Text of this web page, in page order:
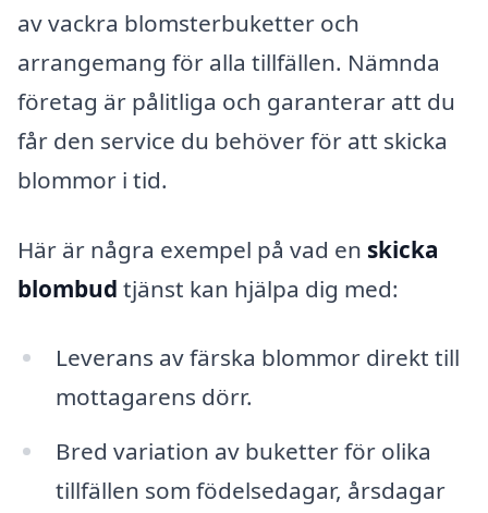
av vackra blomsterbuketter och
arrangemang för alla tillfällen. Nämnda
företag är pålitliga och garanterar att du
får den service du behöver för att skicka
blommor i tid.
Här är några exempel på vad en skicka
blombud tjänst kan hjälpa dig med:
Leverans av färska blommor direkt till
mottagarens dörr.
Bred variation av buketter för olika
tillfällen som födelsedagar, årsdagar